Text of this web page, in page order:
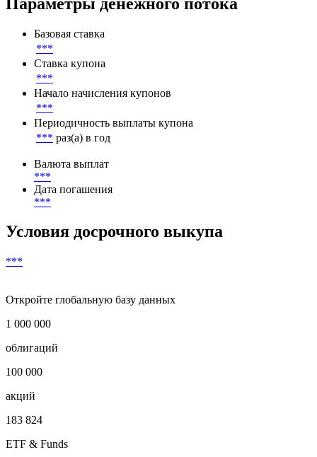
Базовая ставка
***
Ставка купона
***
Начало начисления купонов
***
Периодичность выплаты купона
*** раз(а) в год
Валюта выплат
***
Дата погашения
***
Условия досрочного выкупа
***
Откройте глобальную базу данных
1 000 000
облигаций
100 000
акций
183 824
ETF & Funds